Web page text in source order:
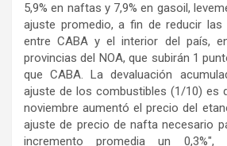
5,9% en naftas y 7,9% en gasoil,
ajuste promedio, a fin de reducir las
entre CABA y el interior del país,
provincias del NOA, que subirán 1
que CABA. La devaluación
ajuste de los combustibles (1/10) es
noviembre aumentó el precio del
ajuste de precio de nafta necesario
incremento promedia un 0,3%″,